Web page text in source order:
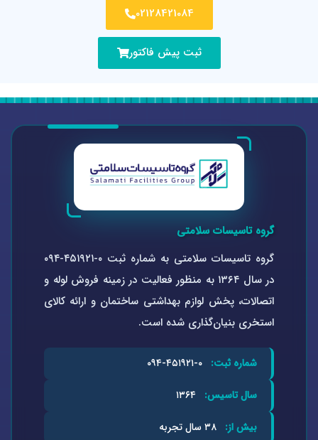
02128421084
ثبت پیش فاکتور
گروه تاسیسات سلامتی
گروه تاسیسات سلامتی به شماره ثبت ۰-۴۵۱۹۲۱-۰۹۴
در سال ۱۳۶۴ به منظور فعالیت در زمینه فروش لوله و
اتصالات، پخش لوازم بهداشتی ساختمان و ارائه کالای
استخری بنیان‌گذاری شده است.
شماره ثبت:
سال تاسیس:
بیش از: